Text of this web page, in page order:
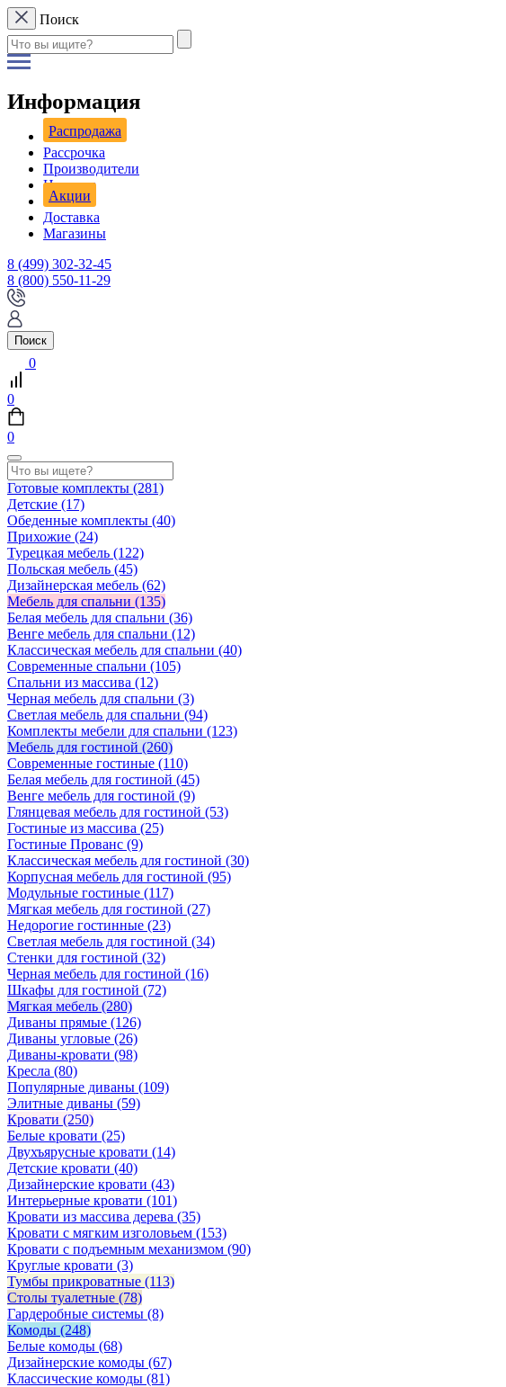
Поиск
Информация
Распродажа
Рассрочка
Производители
Новости
Акции
Доставка
Магазины
8 (499) 302-32-45
8 (800) 550-11-29
Поиск
0
0
0
Готовые комплекты (281)
Детские (17)
Обеденные комплекты (40)
Прихожие (24)
Турецкая мебель (122)
Польская мебель (45)
Дизайнерская мебель (62)
Мебель для спальни (135)
Белая мебель для спальни (36)
Венге мебель для спальни (12)
Классическая мебель для спальни (40)
Современные спальни (105)
Спальни из массива (12)
Черная мебель для спальни (3)
Светлая мебель для спальни (94)
Комплекты мебели для спальни (123)
Мебель для гостиной (260)
Современные гостиные (110)
Белая мебель для гостиной (45)
Венге мебель для гостиной (9)
Глянцевая мебель для гостиной (53)
Гостиные из массива (25)
Гостиные Прованс (9)
Классическая мебель для гостиной (30)
Корпусная мебель для гостиной (95)
Модульные гостиные (117)
Мягкая мебель для гостиной (27)
Недорогие гостинные (23)
Светлая мебель для гостиной (34)
Стенки для гостиной (32)
Черная мебель для гостиной (16)
Шкафы для гостиной (72)
Мягкая мебель (280)
Диваны прямые (126)
Диваны угловые (26)
Диваны-кровати (98)
Кресла (80)
Популярные диваны (109)
Элитные диваны (59)
Кровати (250)
Белые кровати (25)
Двухъярусные кровати (14)
Детские кровати (40)
Дизайнерские кровати (43)
Интерьерные кровати (101)
Кровати из массива дерева (35)
Кровати с мягким изголовьем (153)
Кровати с подъемным механизмом (90)
Круглые кровати (3)
Тумбы прикроватные (113)
Столы туалетные (78)
Гардеробные системы (8)
Комоды (248)
Белые комоды (68)
Дизайнерские комоды (67)
Классические комоды (81)